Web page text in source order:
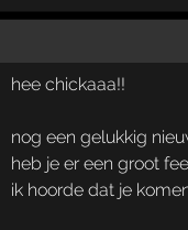
hee chickaaa!!
nog een gelukkig
heb je er een groot
ik hoorde dat je